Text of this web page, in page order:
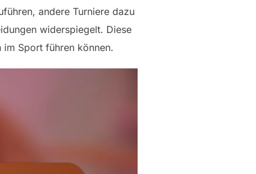
andere Turniere dazu
widerspiegelt. Diese
im Sport führen können.